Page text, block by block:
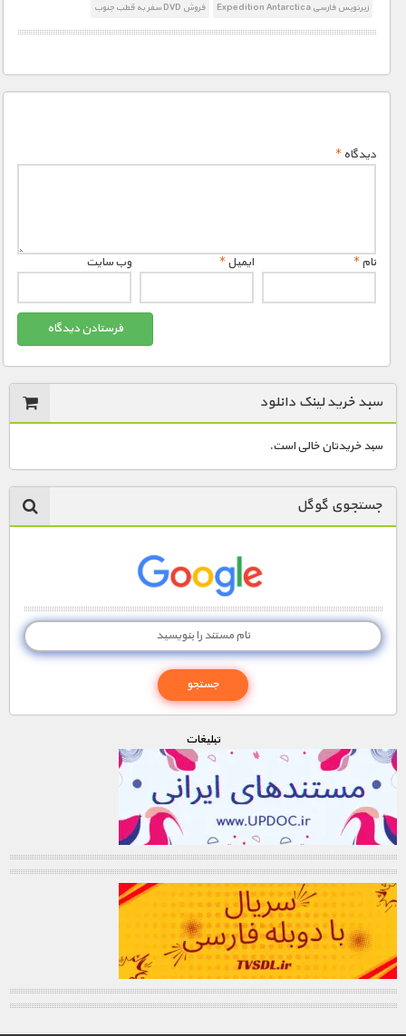
زیرنویس فارسی Expedition Antarctica
فروش DVD سفر به قطب جنوب
دیدگاه*
نام* ایمیل* وب‌ سایت
سبد خرید لینک دانلود
سبد خریدتان خالی است.
جستجوی گوگل
تبليغات